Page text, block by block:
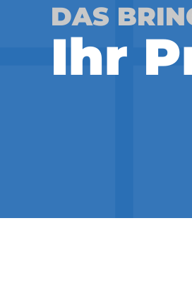
DAS
Ihr